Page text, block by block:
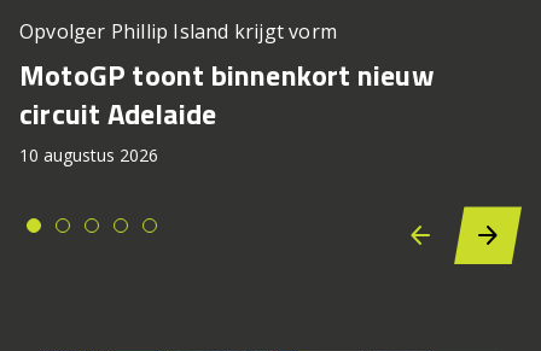
Opvolger Phillip Island krijgt vorm
MotoGP toont binnenkort nieuw
circuit Adelaide
10 augustus 2026